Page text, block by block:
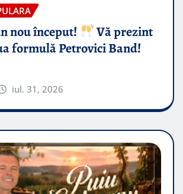
nou început!
Vă prezint
formulă Petrovici Band!
iul. 31, 2026